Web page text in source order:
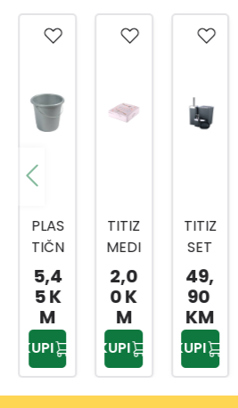
PLAS
TIČN
A
KANT
A SA
MET
ALNO
M
DRŠK
5,4
5 K
M
KUPI
TITIZ
MEDI
CINS
KI
BOX
AP-
9159
2,0
0 K
M
KUPI
TITIZ
SET
ZA
KUPA
TILO
PRIW
EX
TP-
557
49,
90
KM
KUPI